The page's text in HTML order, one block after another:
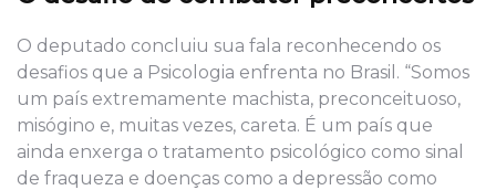
O deputado concluiu sua fala reconhecendo os
desafios que a Psicologia enfrenta no Brasil. “Somos
um país extremamente machista, preconceituoso,
misógino e, muitas vezes, careta. É um país que
ainda enxerga o tratamento psicológico como sinal
de fraqueza e doenças como a depressão como